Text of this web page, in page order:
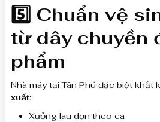
5️⃣ Chuẩn vệ
từ dây chuyền
phẩm
Nhà máy tại Tân Phú đặc biệt khắt
xuất:
Xưởng lau dọn theo ca